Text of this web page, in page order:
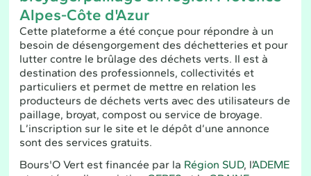
Alpes-Côte d'Azur
Cette plateforme a été conçue pour répondre à un
besoin de désengorgement des déchetteries et pour
lutter contre le brûlage des déchets verts. Il est à
destination des professionnels, collectivités et
particuliers et permet de mettre en relation les
producteurs de déchets verts avec des utilisateurs de
paillage, broyat, compost ou service de broyage.
L’inscription sur le site et le dépôt d’une annonce
sont des services gratuits.
Bours'O Vert est financée par la Région SUD, l’ADEME